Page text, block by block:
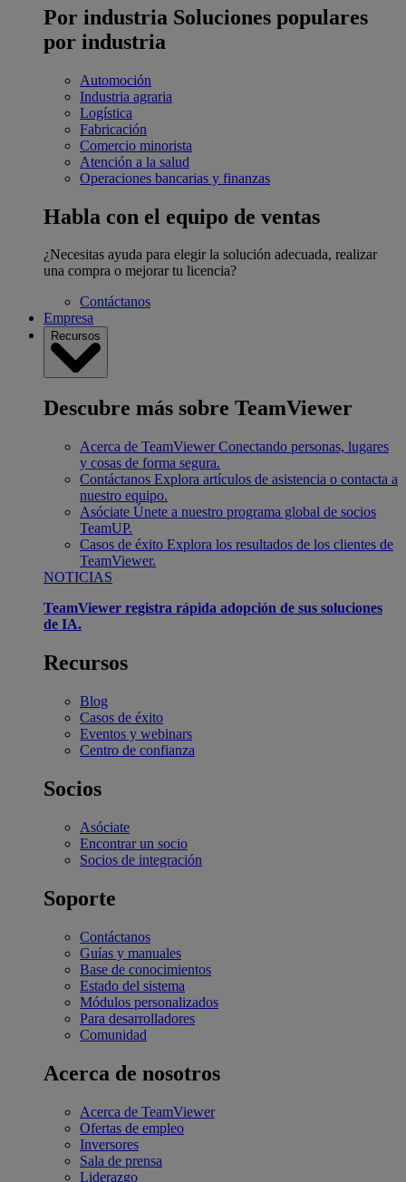
Por industria Soluciones populares
por industria
Automoción
Industria agraria
Logística
Fabricación
Comercio minorista
Atención a la salud
Operaciones bancarias y finanzas
Habla con el equipo de ventas
¿Necesitas ayuda para elegir la solución adecuada, realizar
una compra o mejorar tu licencia?
Contáctanos
Empresa
Recursos
Descubre más sobre TeamViewer
Acerca de TeamViewer Conectando personas, lugares
y cosas de forma segura.
Contáctanos Explora artículos de asistencia o contacta a
nuestro equipo.
Asóciate Únete a nuestro programa global de socios
TeamUP.
Casos de éxito Explora los resultados de los clientes de
TeamViewer.
NOTICIAS
TeamViewer registra rápida adopción de sus soluciones
de IA.
Recursos
Blog
Casos de éxito
Eventos y webinars
Centro de confianza
Socios
Asóciate
Encontrar un socio
Socios de integración
Soporte
Contáctanos
Guías y manuales
Base de conocimientos
Estado del sistema
Módulos personalizados
Para desarrolladores
Comunidad
Acerca de nosotros
Acerca de TeamViewer
Ofertas de empleo
Inversores
Sala de prensa
Liderazgo